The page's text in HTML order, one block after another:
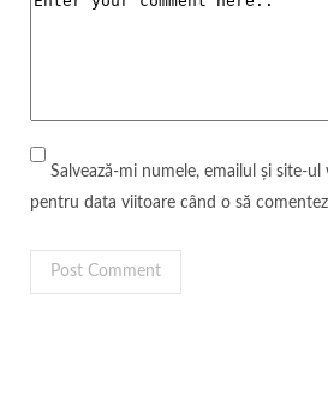
Salvează-mi numele, emailul și site-
pentru data viitoare când o să